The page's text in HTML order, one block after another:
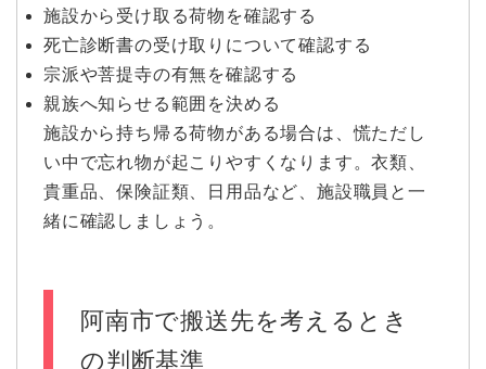
施設から受け取る荷物を確認する
死亡診断書の受け取りについて確認する
宗派や菩提寺の有無を確認する
親族へ知らせる範囲を決める
施設から持ち帰る荷物がある場合は、慌ただし
い中で忘れ物が起こりやすくなります。衣類、
貴重品、保険証類、日用品など、施設職員と一
緒に確認しましょう。
阿南市で搬送先を考えるとき
の判断基準